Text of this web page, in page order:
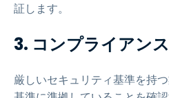
証します。
3. コンプライアン
厳しいセキュリティ基準を持